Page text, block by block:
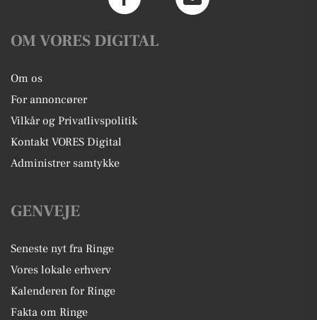
OM VORES DIGITAL
Om os
For annoncører
Vilkår og Privatlivspolitik
Kontakt VORES Digital
Administrer samtykke
GENVEJE
Seneste nyt fra Ringe
Vores lokale erhverv
Kalenderen for Ringe
Fakta om Ringe